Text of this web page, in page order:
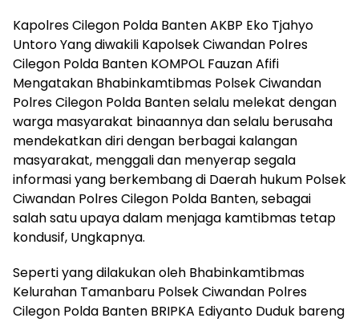
Kapolres Cilegon Polda Banten AKBP Eko Tjahyo
Untoro Yang diwakili Kapolsek Ciwandan Polres
Cilegon Polda Banten KOMPOL Fauzan Afifi
Mengatakan Bhabinkamtibmas Polsek Ciwandan
Polres Cilegon Polda Banten selalu melekat dengan
warga masyarakat binaannya dan selalu berusaha
mendekatkan diri dengan berbagai kalangan
masyarakat, menggali dan menyerap segala
informasi yang berkembang di Daerah hukum Polsek
Ciwandan Polres Cilegon Polda Banten, sebagai
salah satu upaya dalam menjaga kamtibmas tetap
kondusif, Ungkapnya.
Seperti yang dilakukan oleh Bhabinkamtibmas
Kelurahan Tamanbaru Polsek Ciwandan Polres
Cilegon Polda Banten BRIPKA Ediyanto Duduk bareng